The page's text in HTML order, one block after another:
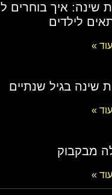
שינה: איך בוחרים
לילדים
»
שינה בגיל שנתיים
»
מבקבוק
»